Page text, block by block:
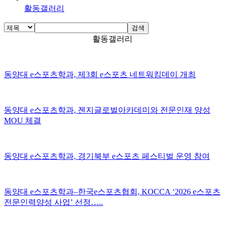
활동갤러리
검색
활동갤러리
동양대 e스포츠학과, 제3회 e스포츠 네트워킹데이 개최
동양대 e스포츠학과, 젠지글로벌아카데미와 전문인재 양성
MOU 체결
동양대 e스포츠학과, 경기북부 e스포츠 페스티벌 운영 참여
동양대 e스포츠학과–한국e스포츠협회, KOCCA ‘2026 e스포츠
전문인력양성 사업’ 선정…..